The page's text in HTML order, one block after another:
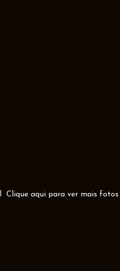
Clique aqui para ver mais fotos